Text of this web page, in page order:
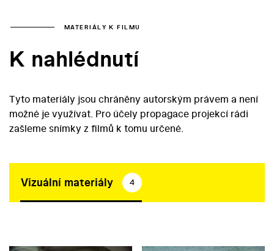
MATERIÁLY K FILMU
K nahlédnutí
Tyto materiály jsou chráněny autorským právem a není
možné je využívat. Pro účely propagace projekcí rádi
zašleme snímky z filmů k tomu určené.
Vizuální materiály 4